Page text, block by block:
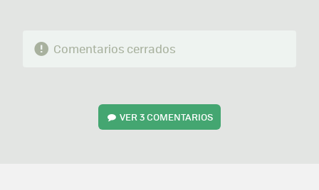
Comentarios cerrados
VER3 COMENTARIOS